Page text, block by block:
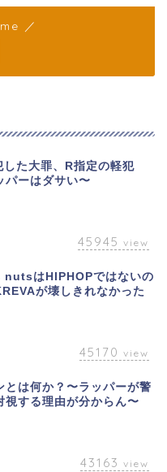
／
した大罪、R指定の軽犯
パーはダサい〜
45945 view
はHIPHOPではないの
が壊しきれなかった
45170 view
とは何か？〜ラッパーが警
視する理由が分からん〜
43163 view